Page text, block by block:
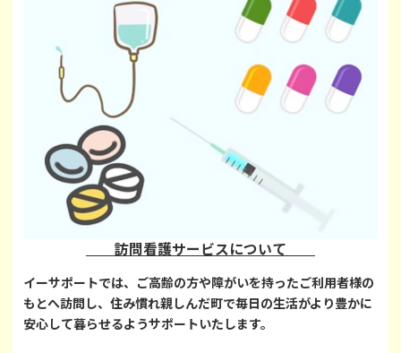
訪問看護サービスについて
イーサポートでは、ご高齢の方や障がいを持ったご利用者様の
もとへ訪問し、住み慣れ親しんだ町で毎日の生活がより豊かに
安心して暮らせるようサポートいたします。